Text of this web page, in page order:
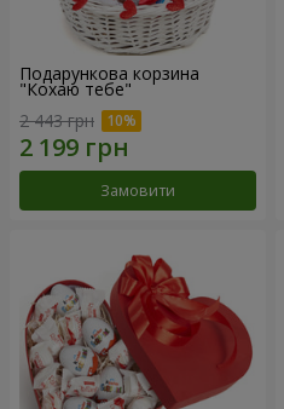
Подарункова корзина
"Кохаю тебе"
2 443 грн
Замовити